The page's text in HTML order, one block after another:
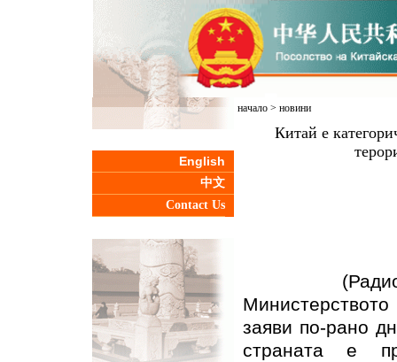
English
中文
Contact Us
начало> новини
Китай е
(Радио
заяви по-рано
страната е